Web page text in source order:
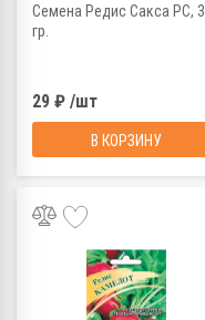
Семена Редис Сакса РС, 3
гр.
29 ₽ /шт
В КОРЗИНУ